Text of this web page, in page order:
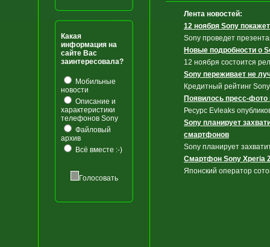
Какая
информация на
сайте Вас
заинтересовала?
Мобильные
новости
Описание и
характеристики
телефонов Sony
Файловый
архив
Всё вместе :-)
Голосовать
Лента новостей:
12 ноября Sony
Sony проведет
Новые подробности о
12 ноября состоится
Sony переживает не
Кредитный рейтинг
Появилось пресс-
Ресурс Evleaks
Sony планирует
смартфонов
Sony планирует
Смартфон Sony Xperia
Японский оператор